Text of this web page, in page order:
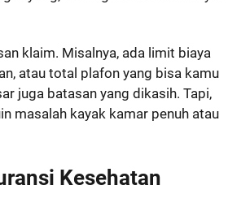
klaim. Misalnya, ada limit biaya
atau total plafon yang bisa kamu
juga batasan yang dikasih. Tapi,
masalah kayak kamar penuh atau
Kesehatan